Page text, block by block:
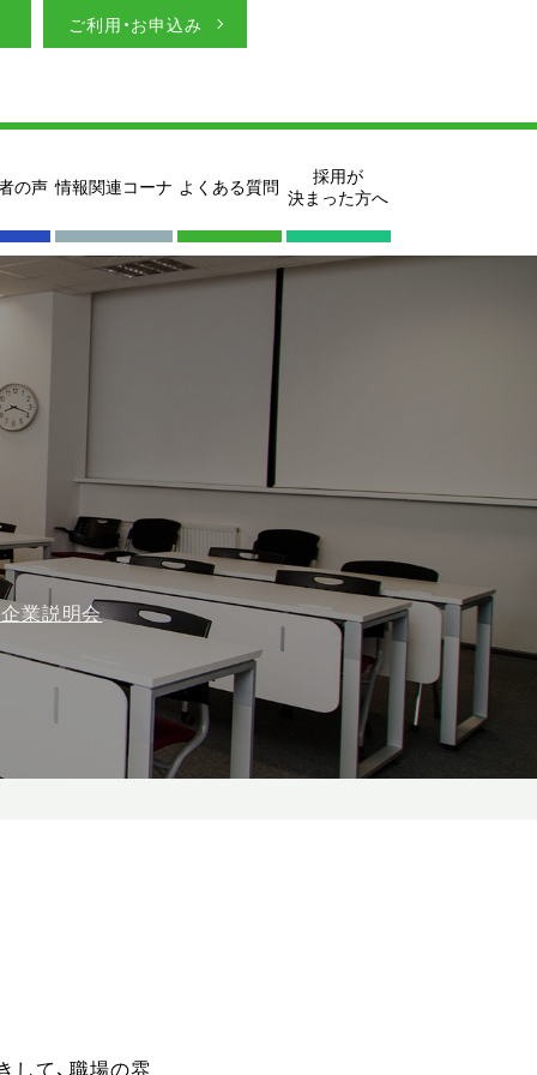
ご利用・お申込み
の声 情報関連コーナ よくある質問
採用が
決まった方へ
業説明会
して、職場の雰